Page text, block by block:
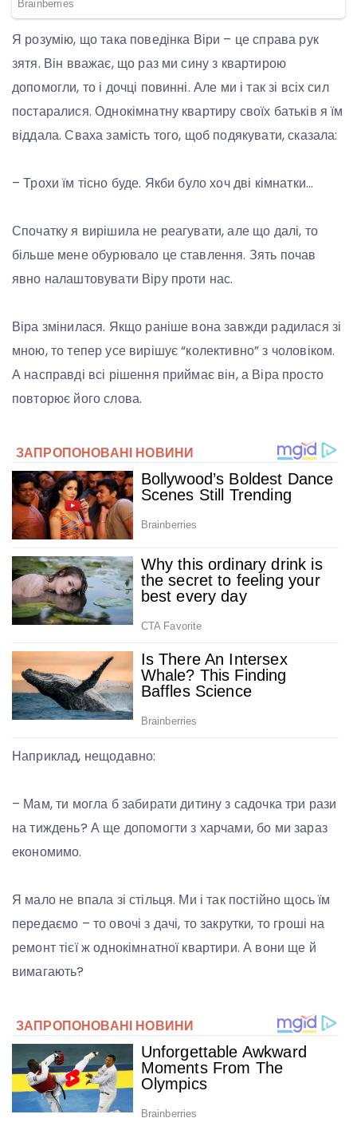
Я розумію, що така поведінка Віри – це справа рук
зятя. Він вважає, що раз ми сину з квартирою
допомогли, то і дочці повинні. Але ми і так зі всіх сил
постаралися. Однокімнатну квартиру своїх батьків я їм
віддала. Сваха замість того, щоб подякувати, сказала:
– Трохи їм тісно буде. Якби було хоч дві кімнатки…
Спочатку я вирішила не реагувати, але що далі, то
більше мене обурювало це ставлення. Зять почав
явно налаштовувати Віру проти нас.
Віра змінилася. Якщо раніше вона завжди радилася зі
мною, то тепер усе вирішує “колективно” з чоловіком.
А насправді всі рішення приймає він, а Віра просто
повторює його слова.
Наприклад, нещодавно:
– Мам, ти могла б забирати дитину з садочка три рази
на тиждень? А ще допомогти з харчами, бо ми зараз
економимо.
Я мало не впала зі стільця. Ми і так постійно щось їм
передаємо – то овочі з дачі, то закрутки, то гроші на
ремонт тієї ж однокімнатної квартири. А вони ще й
вимагають?